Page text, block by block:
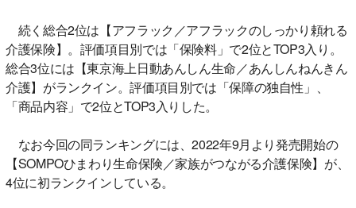
続く総合2位は【アフラック／アフラックのしっかり頼れる
介護保険】。評価項目別では「保険料」で2位とTOP3入り。
総合3位には【東京海上日動あんしん生命／あんしんねんきん
介護】がランクイン。評価項目別では「保障の独自性」、
「商品内容」で2位とTOP3入りした。
なお今回の同ランキングには、2022年9月より発売開始の
【SOMPOひまわり生命保険／家族がつながる介護保険】が、
4位に初ランクインしている。